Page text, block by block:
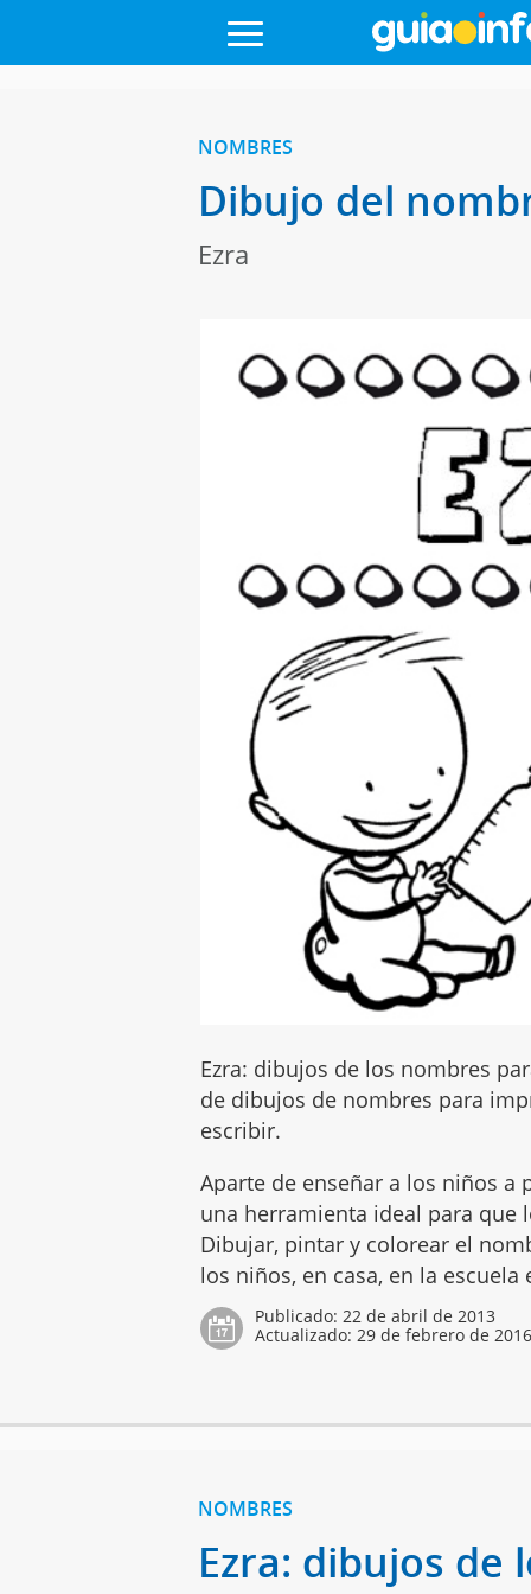
NOMBRES
Dibujo del
Ezra
Ezra: dibujos de los nombres
de dibujos de nombres para
escribir.
Aparte de enseñar a los niños
una herramienta ideal para
Dibujar, pintar y colorear el
los niños, en casa, en la
Publicado:22 de abril de 2013
Actualizado:29 de febrero de
NOMBRES
Ezra: dibujos